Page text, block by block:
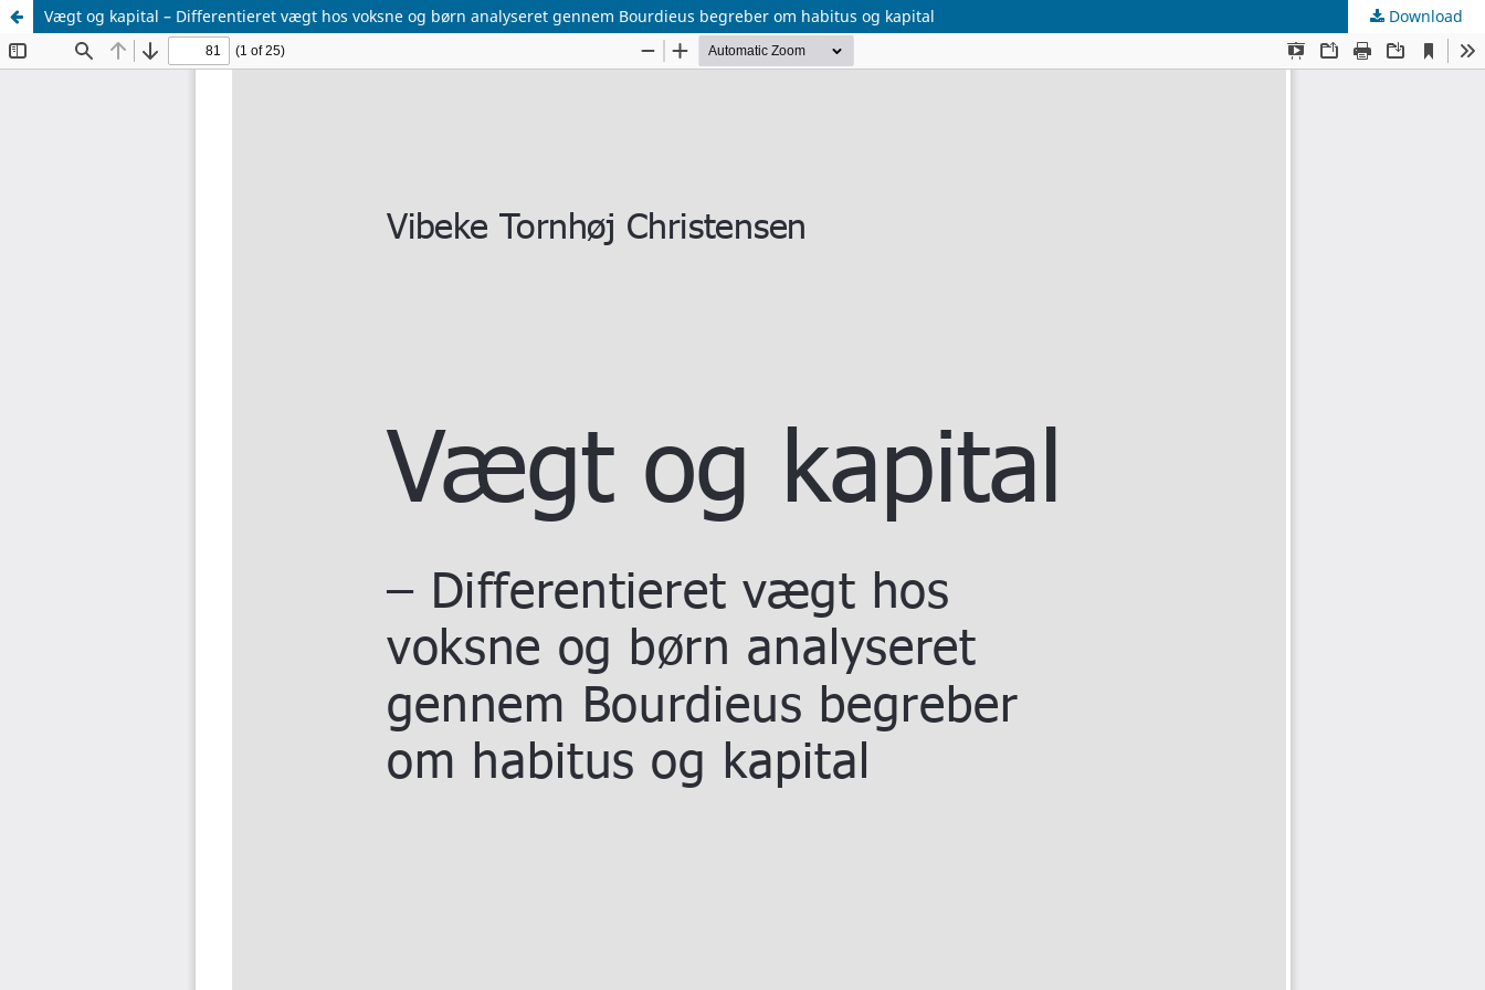
Vægt og kapital – Differentieret vægt hos voksne og børn analyseret gennem Bourdieus begreber om habitus og kapital Download